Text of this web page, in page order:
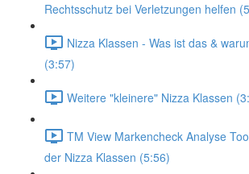
Rechtsschutz bei Verletzungen helfen
Nizza Klassen - Was ist das &
(3:57)
Weitere "kleinere" Nizza Klassen
TM View Markencheck Analyse
der Nizza Klassen (5:56)